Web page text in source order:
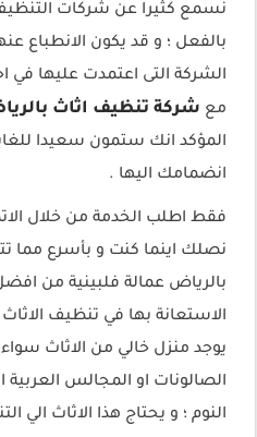
نسمع كثيرا عن شركات
بالفعل ؛ و قد يكون الانطباع
الشركة التى اعتمدت عليها في
مع شركة تنظيف اثاث
المؤكد انك ستمون سعيدا
انضمامك اليها .
فقط اطلب الخدمة من خلال
نصلك اينما كنت و بأسرع مما
بالرياض عمالة فلبينية من
الاستعانة بها في تنظيف
يوجد منزل خالي من الاثاث سواء
الصالونات او المجالس العربية
النوم ؛ و يحتاج هذا الاثاث الي